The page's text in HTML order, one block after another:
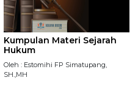
Kumpulan Materi Sejarah
Hukum
Oleh : Estomihi FP Simatupang,
SH.,MH